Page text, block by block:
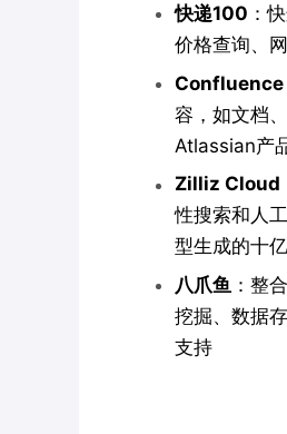
快递100 ：
价格查询、
Confluence
容，如文档
Atlassian产
Zilliz Cloud
性搜索和人
型生成的十
八爪鱼：整
挖掘、数据
支持